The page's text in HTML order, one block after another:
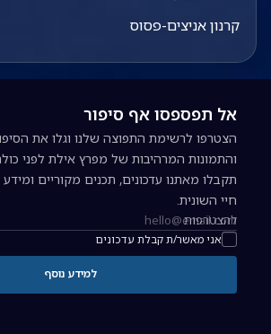
קרנון אניצים-פסוס
אל תפספסו אף סיפור
הצטרפו לרשימת התפוצה שלנו וגלו את
והתמונות המרהיבות של מפרץ אילת לפני
תקבלו מאתנו עדכונים, תכנים מקוריים
חיי השונית.
כתובת אימייל להרשמה לניוזלטר
אני מאשר/ת קבלת עדכונים
להצטרפות
למידע נוסף